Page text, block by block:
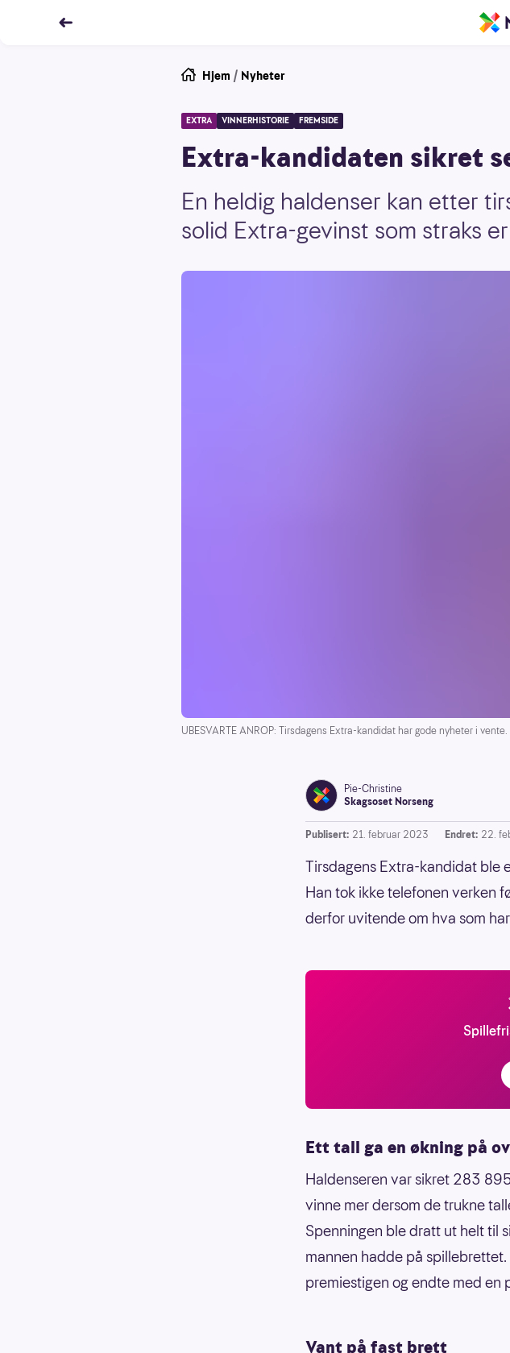
Hjem / Nyheter
EXTRA VINNERHISTORIE FREMSIDE
Extra-kandidaten sikret
En heldig haldenser kan etter
solid Extra-gevinst som straks
UBESVARTE ANROP: Tirsdagens Extra-kandidat har gode nyheter i vente.
Pie-Christine
Skagsoset Norseng
Publisert: 21. februar 2023 Endret: 22.
Tirsdagens Extra-kandidat ble
Han tok ikke telefonen verken
derfor uvitende om hva som
Ett tall ga en økning på
Haldenseren var sikret 283
vinne mer dersom de trukne
Spenningen ble dratt ut helt til
mannen hadde på
premiestigen og endte med en
Vant på fast brett